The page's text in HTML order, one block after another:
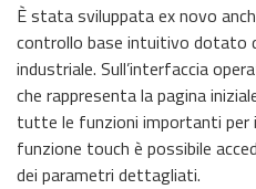
È stata sviluppata ex novo
controllo base intuitivo dotato
industriale. Sull’interfaccia
che rappresenta la pagina
tutte le funzioni importanti per
funzione touch è possibile
dei parametri dettagliati.